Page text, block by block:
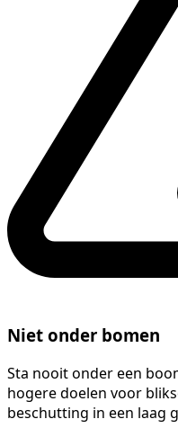
Niet onder bomen
Sta nooit onder een
hogere doelen voor
beschutting in een laag